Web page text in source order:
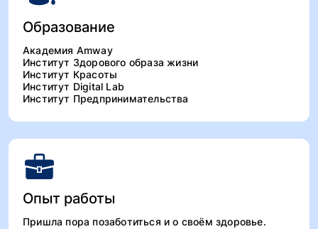
Образование
Академия Amway
Институт Здорового образа жизни
Институт Красоты
Институт Digital Lab
Институт Предпринимательства
Опыт работы
Пришла пора позаботиться и о своём здоровье.